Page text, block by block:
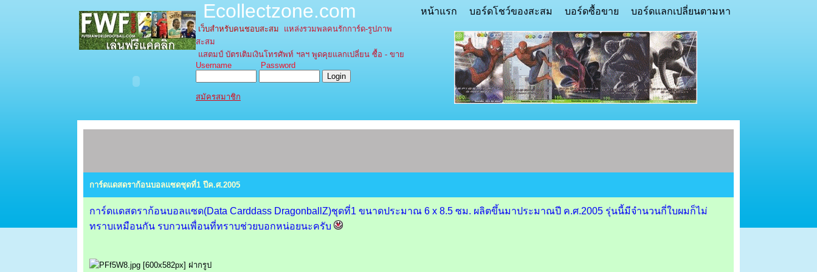
Ecollectzone.com หน้าแรก บอร์ดโชว์ของสะสม บอร์ดซื้อขาย บอร์ดแลกเปลี่ยนตามหา
เว็บสำหรับคนชอบสะสม แหล่งรวมพลคนรักการ์ด-รูปภาพ
สะสม
แสตมป์ บัตรเติมเงินโทรศัพท์ ฯลฯ พูดคุยแลกเปลี่ยน ซื้อ - ขาย
Username Password
สมัครสมาชิก
การ์ดแดสดราก้อนบอลแซดชุดที่1 ปีค.ศ.2005
การ์ดแดสดราก้อนบอลแซด(Data Carddass DragonballZ)ชุดที่1 ขนาดประมาณ 6 x 8.5 ซม. ผลิตขึ้นมาประมาณปี ค.ศ.2005 รุ่นนี้มีจำนวนกี่ใบผมก็ไม่
ทราบเหมือนกัน รบกวนเพื่อนที่ทราบช่วยบอกหน่อยนะครับ